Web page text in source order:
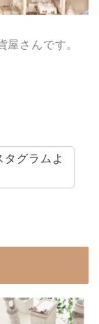
屋さんです。
グラムよ